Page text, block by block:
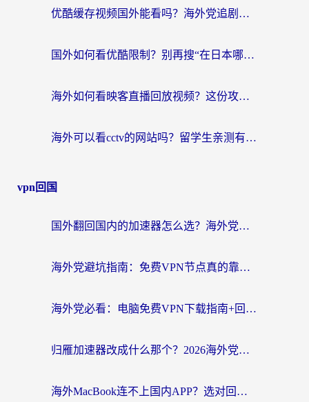
优酷缓存视频国外能看吗？海外党追剧看片的终极解决方案来了
国外如何看优酷限制？别再搜“在日本哪个软件可以看中国电视剧”，这篇教你搞定
海外如何看映客直播回放视频？这份攻略帮你搞定（附腾讯优酷观看技巧）
海外可以看cctv的网站吗？留学生亲测有效的回国追剧方案
vpn回国
国外翻回国内的加速器怎么选？海外党亲测实用指南，告别地域限制
海外党避坑指南：免费VPN节点真的靠谱吗？教你选对回国加速器无缝访问国内资源
海外党必看：电脑免费VPN下载指南+回国加速器选择全攻略，告别地区限制
归雁加速器改成什么那个？2026海外党回国加速全攻略：告别地区限制，轻松刷剧玩游戏
海外MacBook连不上国内APP？选对回国VPN，告别地区限制的烦恼